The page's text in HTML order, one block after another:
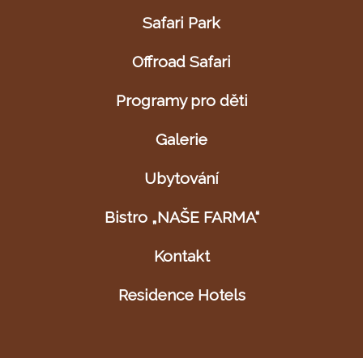
Safari Park
Offroad Safari
Programy pro děti
Galerie
Ubytování
Bistro „NAŠE FARMA“
Kontakt
Residence Hotels